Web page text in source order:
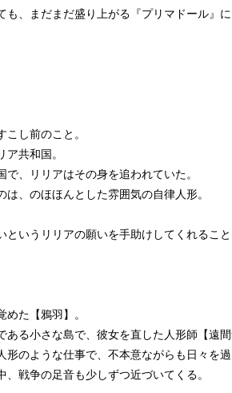
も、まだまだ盛り上がる『プリマドール』に
し前のこと。
ア共和国。
で、リリアはその身を追われていた。
は、のほほんとした雰囲気の自律人形。
というリリアの願いを手助けしてくれるこ
めた【鴉羽】。
ある小さな島で、彼女を直した人形師【遠
形のような仕事で、不本意ながらも日々を過
、戦争の足音も少しずつ近づいてくる。